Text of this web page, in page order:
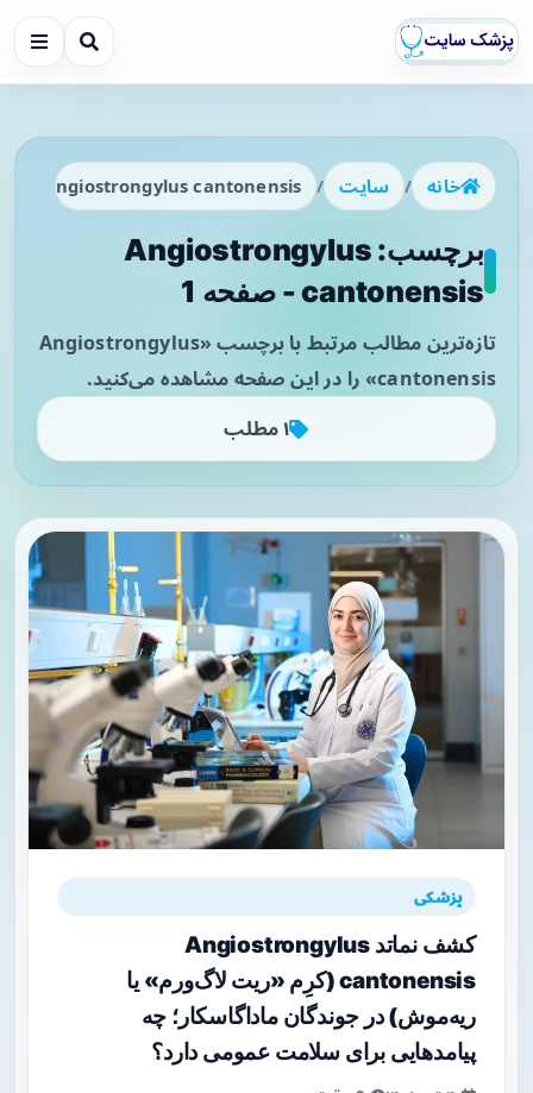
خانه / سایت /
Angiostrongylus cantonensis
برچسب: Angiostrongylus
cantonensis - صفحه 1
تازه‌ترین مطالب مرتبط با برچسب «Angiostrongylus
cantonensis» را در این صفحه مشاهده می‌کنید.
۱ مطلب
پزشکی
کشف نماتد Angiostrongylus
cantonensis (کرِم «ریت لاگ‌ورم» یا
ریه‌موش) در جوندگان ماداگاسکار؛ چه
پیامدهایی برای سلامت عمومی دارد؟